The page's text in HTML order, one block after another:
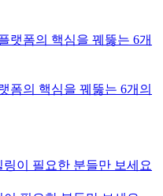
폼의 핵심을 꿰뚫는 6개의